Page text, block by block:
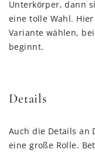
Unterkörper, dann
eine tolle Wahl.
Variante wählen,
beginnt.
Details
Auch die Details an
eine große Rolle.